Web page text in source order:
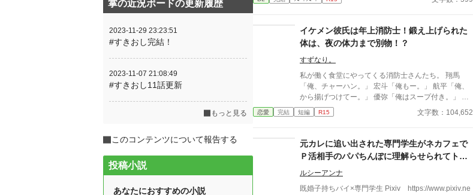
上手くいくわけ…え、飲んでるよ？え？」 そんなこ
んなで、お乳を呑まない赤子が飲んだ噂は広がり他の
と言う相談を受けて、他のほとんどの子は母や姉達の
お乳で飲んでくれる子だったけど何故か数人には僕の
お乳がお気に召したようでー 昔お乳をあたえた子達
が僕のお乳が忘れられないと迫ってきます!! 「僕はお
乳を貸しただけで牛乳は母さんと姉さん達のなのに！
どうしてこうなった!?」 ＊ 総受けで、固定カプを決
登録☆をしてくださいますと励みになります(＞＜) 誤
字脱字、言葉使いが変な所がありましたら脳内変換し
て頂けますと幸いです。
イケメン彼氏は年上消防士！鍛え上げられた
体は、夜の体力まで別物！？
すずなり。
私が働く食堂にやってくる消防士さんたち。 翔馬
「俺、チャーハン。」 宏斗「俺もー。」 航平「俺、
から揚げつけてー。」 優弥「俺はスープ付き。」 み
んなガタイがよく、男前。 ひなた「はーいっ。ちょ
っと待ってくださいねーっ。」 慌ただしい昼時を過
なきゃいけないところがある。 ひなた「すみませー
ん、子供のお迎えにきましたー。」 保育園に迎えに
行かなきゃいけない子、『太陽』。 私は子供と一緒
に・・・暮らしてる。 ーーーーーーーーーーーーー
ーーー 翔馬「おいおい嘘だろ？」 宏斗「子供・・・
恋愛 完結 短編 R15 文字数：104,652
元カレに追い出された専門学生がネカフェで
Ｐ活相手のパパちんぽに理解らせられてトロ
トロのメロメロになっちゃう話
ルシーアンナ
既婚子持ちバイ×専門学生 Pixiv https://www.pixiv.ne
掌の近況ボードの更新履歴
2023-11-29 23:23:51
#すきおし完結！
2023-11-07 21:08:49
#すきおし11話更新
もっと見る
このコンテンツについて報告する
投稿小説
あなたにおすすめの小説